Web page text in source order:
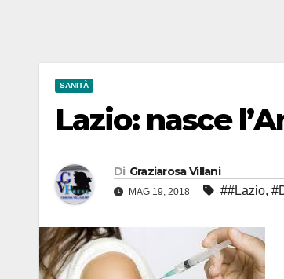
SANITÀ
Lazio: nasce
Di Graziarosa Villani
MAG 19, 2018 ##Lazio,